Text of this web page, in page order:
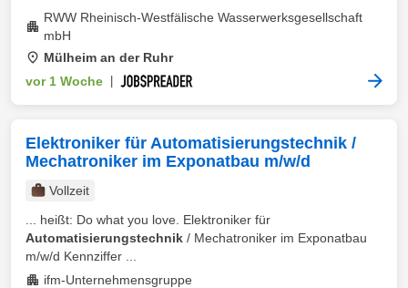
RWW Rheinisch-Westfälische Wasserwerksgesellschaft
mbH
Mülheim an der Ruhr
vor 1 Woche
Elektroniker für Automatisierungstechnik /
Mechatroniker im Exponatbau m/w/d
Vollzeit
... heißt: Do what you love. Elektroniker für
Automatisierungstechnik / Mechatroniker im Exponatbau
m/w/d Kennziffer ...
ifm-Unternehmensgruppe